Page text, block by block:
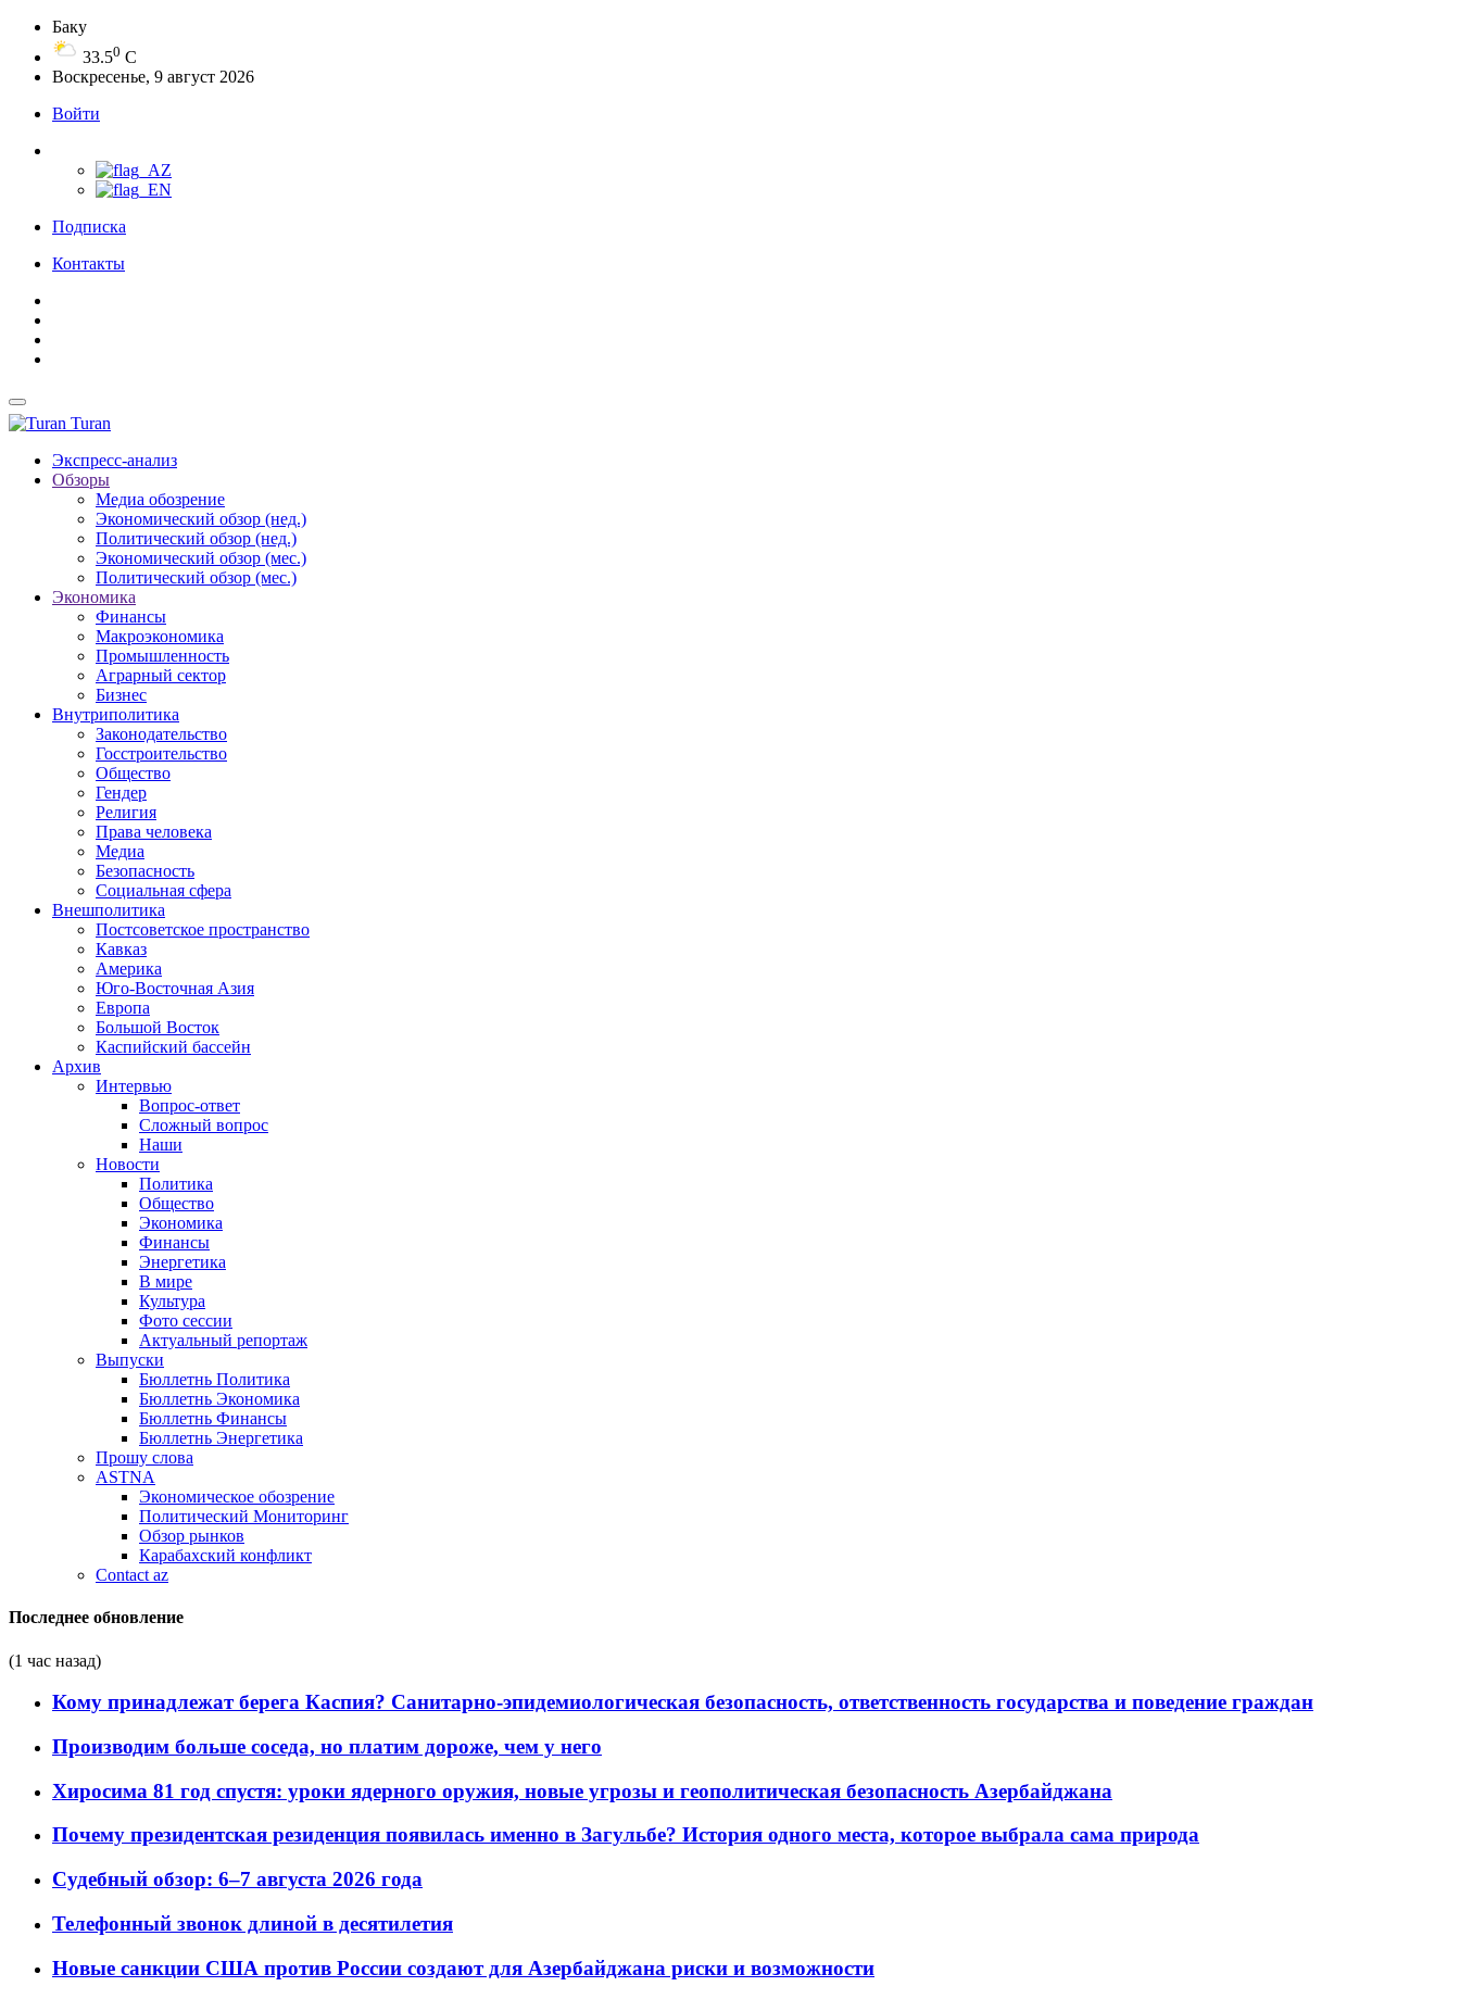
Баку
33.50 C
Воскресенье, 9 август 2026
Войти
Подписка
Контакты
Turan
Экспресс-анализ
Обзоры
Медиа обозрение
Экономический обзор (нед.)
Политический обзор (нед.)
Экономический обзор (мес.)
Политический обзор (мес.)
Экономика
Финансы
Макроэкономика
Промышленность
Аграрный сектор
Бизнес
Внутриполитика
Законодательство
Госстроительство
Общество
Гендер
Религия
Права человека
Медиа
Безопасность
Социальная сфера
Внешполитика
Постсоветское пространство
Кавказ
Америка
Юго-Восточная Азия
Европа
Большой Восток
Каспийский бассейн
Архив
Интервью
Вопрос-ответ
Сложный вопрос
Наши
Новости
Политика
Общество
Экономика
Финансы
Энергетика
В мире
Культура
Фото сессии
Актуальный репортаж
Выпуски
Бюллетнь Политика
Бюллетнь Экономика
Бюллетнь Финансы
Бюллетнь Энергетика
Прошу слова
ASTNA
Экономическое обозрение
Политический Мониторинг
Обзор рынков
Карабахский конфликт
Contact az
Последнее обновление
(1 час назад)
Кому принадлежат берега Каспия? Санитарно-эпидемиологическая безопасность, ответственность государства и поведение граждан
Производим больше соседа, но платим дороже, чем у него
Хиросима 81 год спустя: уроки ядерного оружия, новые угрозы и геополитическая безопасность Азербайджана
Почему президентская резиденция появилась именно в Загульбе? История одного места, которое выбрала сама природа
Судебный обзор: 6–7 августа 2026 года
Телефонный звонок длиной в десятилетия
Новые санкции США против России создают для Азербайджана риски и возможности